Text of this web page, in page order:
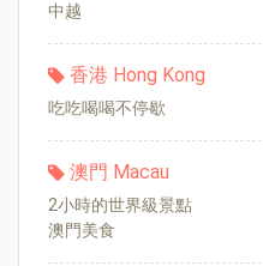
中越
香港 Hong Kong
吃吃喝喝不停歇
澳門 Macau
2小時的世界級景點
澳門美食